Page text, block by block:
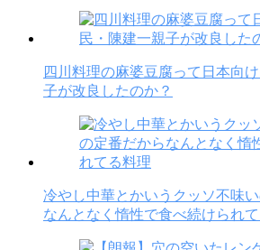
四川料理の麻婆豆腐って日本向
子が改良したのか？
冷やし中華とかいうクッソ不味
なんとなく惰性で食べ続けられ